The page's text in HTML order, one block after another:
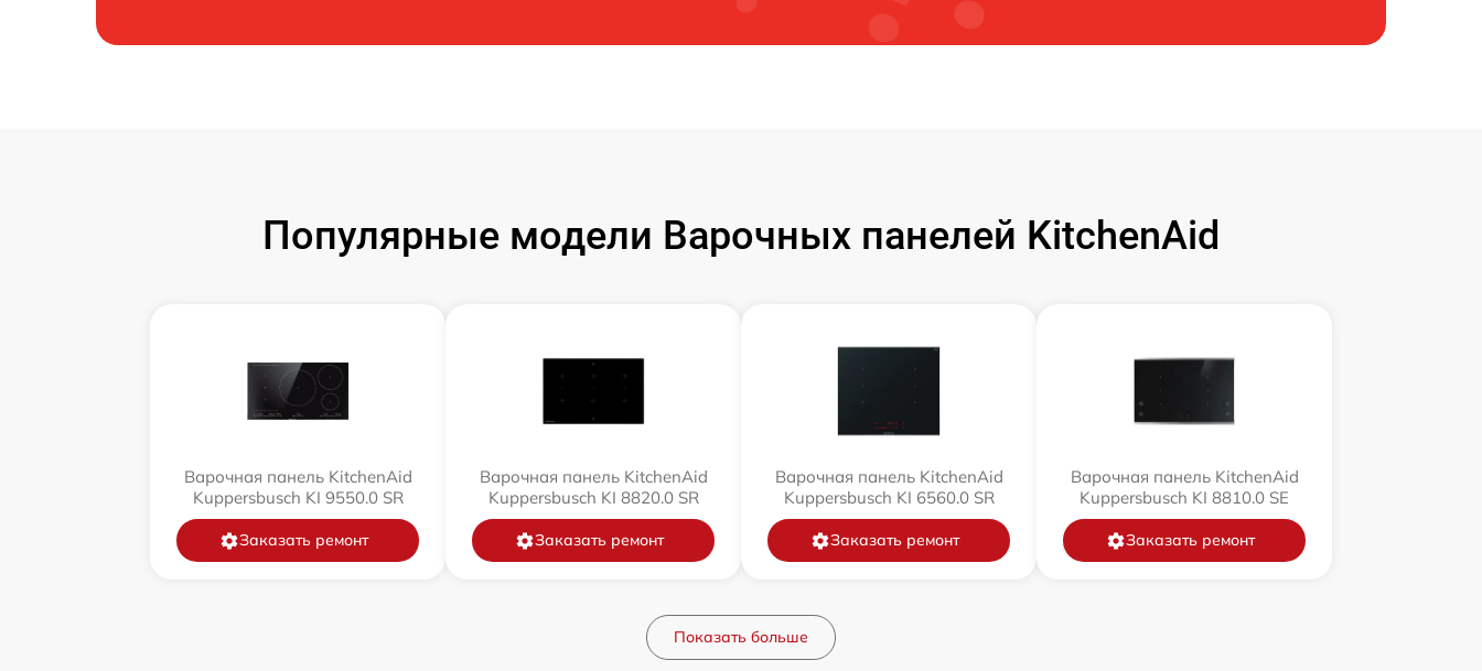
Популярные модели Варочных панелей KitchenAid
Варочная панель KitchenAid
Kuppersbusch KI 9550.0 SR
Заказать ремонт
Варочная панель KitchenAid
Kuppersbusch KI 8820.0 SR
Заказать ремонт
Варочная панель KitchenAid
Kuppersbusch KI 6560.0 SR
Заказать ремонт
Варочная панель KitchenAid
Kuppersbusch KI 8810.0 SE
Заказать ремонт
Показать больше